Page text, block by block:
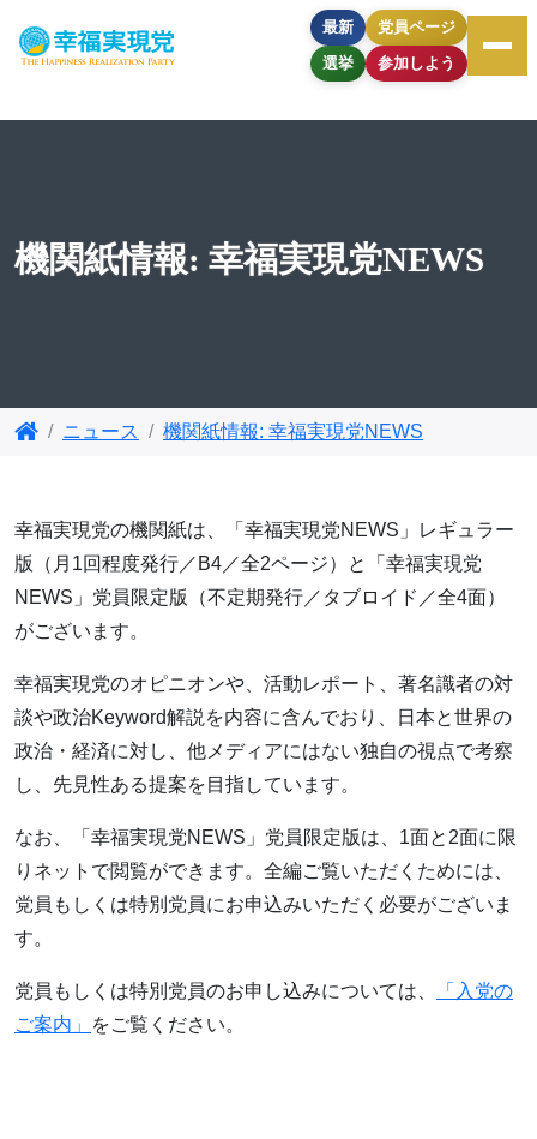
最新
選挙
党員ページ
参加しよう
機関紙情報: 幸福実現党NEWS
ニュース 機関紙情報: 幸福実現党NEWS
幸福実現党の機関紙は、「幸福実現党NEWS」レギュラー
版（月1回程度発行／B4／全2ページ）と「幸福実現党
NEWS」党員限定版（不定期発行／タブロイド／全4面）
がございます。
幸福実現党のオピニオンや、活動レポート、著名識者の対
談や政治Keyword解説を内容に含んでおり、日本と世界の
政治・経済に対し、他メディアにはない独自の視点で考察
し、先見性ある提案を目指しています。
なお、「幸福実現党NEWS」党員限定版は、1面と2面に限
りネットで閲覧ができます。全編ご覧いただくためには、
党員もしくは特別党員にお申込みいただく必要がございま
す。
党員もしくは特別党員のお申し込みについては、
「入党の
ご案内」
をご覧ください。